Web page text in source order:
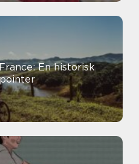
En historisk